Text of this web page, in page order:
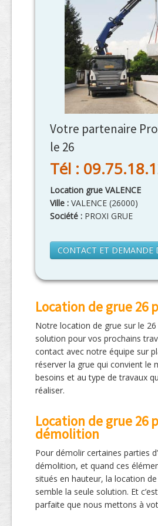
Votre partenaire
le 26
Tél :
Location grue VALENCE
Ville : VALENCE (26000)
Société : PROXI GRUE
CONTACT ET DEMANDE
Location de grue 26
Notre location de grue sur le
solution pour vos prochains
contact avec notre équipe sur
réserver la grue qui convient le
besoins et au type de travaux
réaliser.
Location de grue 26
démolition
Pour démolir certaines parties
démolition, et quand ces
situés en hauteur, la location
semble la seule solution. Et
parfaite que nous mettons à